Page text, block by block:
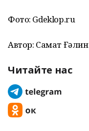
Фото: Gdeklop.ru
Автор: Самат Ғәлин
Читайте нас